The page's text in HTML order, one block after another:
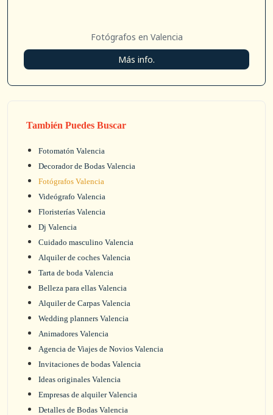
Fotógrafos en Valencia
Más info.
También Puedes Buscar
Fotomatón Valencia
Decorador de Bodas Valencia
Fotógrafos Valencia
Videógrafo Valencia
Floristerías Valencia
Dj Valencia
Cuidado masculino Valencia
Alquiler de coches Valencia
Tarta de boda Valencia
Belleza para ellas Valencia
Alquiler de Carpas Valencia
Wedding planners Valencia
Animadores Valencia
Agencia de Viajes de Novios Valencia
Invitaciones de bodas Valencia
Ideas originales Valencia
Empresas de alquiler Valencia
Detalles de Bodas Valencia